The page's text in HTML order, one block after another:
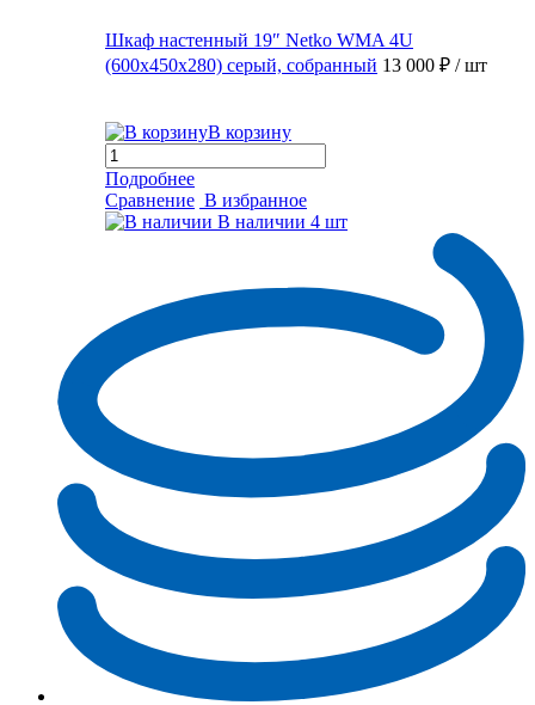
Шкаф настенный 19″ Netko WMA 4U
(600x450x280) серый, собранный 13 000 ₽ / шт
В корзину
Подробнее
Сравнение В избранное
В наличии 4 шт